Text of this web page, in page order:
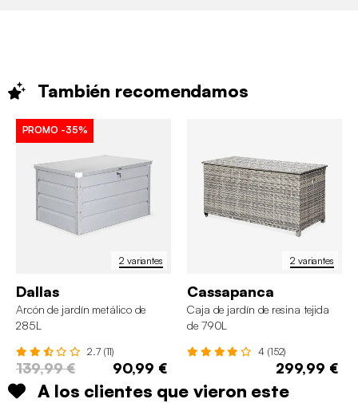
También recomendamos
2 variantes
PROMO -35%
Dallas
Arcón de jardín metálico de
285L
2.7 (11)
139,99 € 90,99 €
2 variantes
Cassapanca
Caja de jardín de resina tejida
de 790L
4 (152)
299,99 €
A los clientes que vieron este